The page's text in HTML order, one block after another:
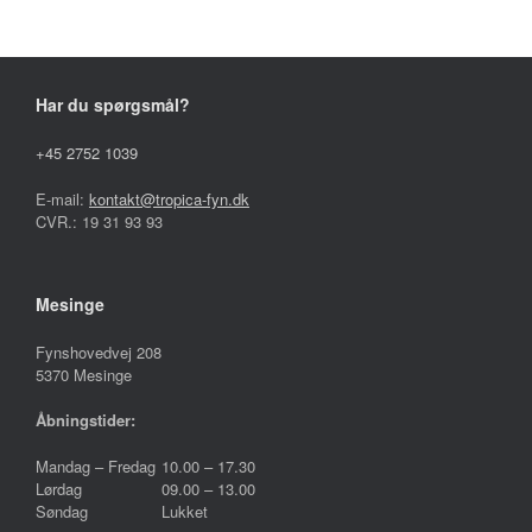
varesiden
Har du spørgsmål?
+45 2752 1039
E-mail: kontakt@tropica-fyn.dk
CVR.: 19 31 93 93
Mesinge
Fynshovedvej 208
5370 Mesinge
Åbningstider:
Mandag – Fredag
Lørdag
Søndag
10.00 – 17.30
09.00 – 13.00
Lukket